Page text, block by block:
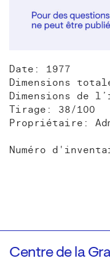
Date: 1977
Dimensions
Dimensions de
Tirage: 38/100
Propriétaire:
Numéro
Centre de la